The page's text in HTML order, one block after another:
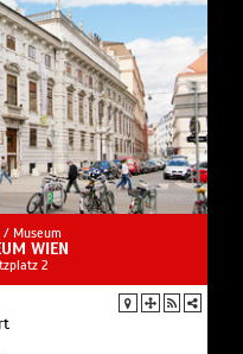
/ Museum
WIEN
2